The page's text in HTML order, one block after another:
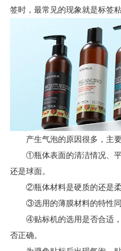
签时，最常见的现象就是标签
产生气泡的原因很多，主要
①瓶体表面的清洁情况、平
还是球面。
②瓶体材料是硬质的还是柔
③选用的薄膜材料的特性同
④贴标机的选用是否合适，
否正确。